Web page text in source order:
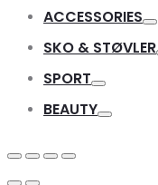
ACCESSORIES
SKO & STØVLER
SPORT
BEAUTY